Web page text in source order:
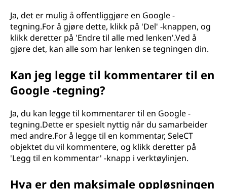
Ja, det er mulig å offentliggjøre en Google -
tegning.For å gjøre dette, klikk på 'Del' -knappen, og
klikk deretter på 'Endre til alle med lenken'.Ved å
gjøre det, kan alle som har lenken se tegningen din.
Kan jeg legge til kommentarer til en
Google -tegning?
Ja, du kan legge til kommentarer til en Google -
tegning.Dette er spesielt nyttig når du samarbeider
med andre.For å legge til en kommentar, SeleCT
objektet du vil kommentere, og klikk deretter på
'Legg til en kommentar' -knapp i verktøylinjen.
Hva er den maksimale oppløsningen